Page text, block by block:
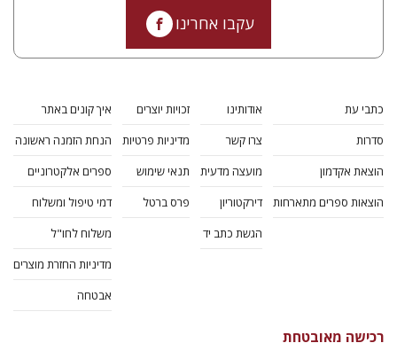
עקבו אחרינו
כתבי עת
סדרות
הוצאת אקדמון
הוצאות ספרים מתארחות
אודותינו
צרו קשר
מועצה מדעית
דירקטוריון
הגשת כתב יד
זכויות יוצרים
מדיניות פרטיות
תנאי שימוש
פרס ברטל
איך קונים באתר
הנחת הזמנה ראשונה
ספרים אלקטרוניים
דמי טיפול ומשלוח
משלוח לחו"ל
מדיניות החזרת מוצרים
אבטחה
רכישה מאובטחת